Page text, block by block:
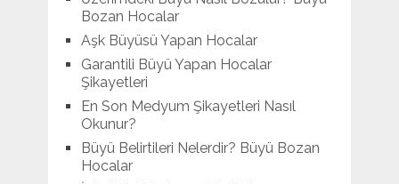
Bozan Hocalar
Aşk Büyüsü Yapan Hocalar
Garantili Büyü Yapan Hocalar
Şikayetleri
En Son Medyum Şikayetleri Nasıl
Okunur?
Büyü Belirtileri Nelerdir? Büyü Bozan
Hocalar